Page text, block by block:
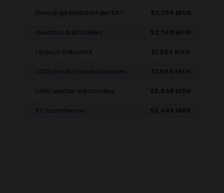
Descarga ilimitada del SAT
Usuarios Adicionales
1 banco adicional
1,000 productos adicionales
1,000 ventas adicionales
Kit Ecommerce